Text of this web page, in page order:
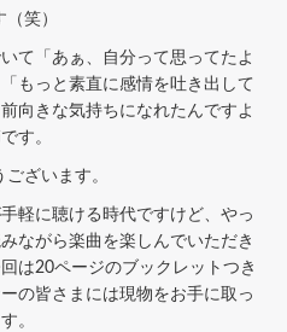
笑）
て「あぁ、自分って思ってたよ
もっと素直に感情を吐き出して
向きな気持ちになれたんですよ
す。
ざいます。
軽に聴ける時代ですけど、やっ
ながら楽曲を楽しんでいただき
は20ページのブックレットつき
の皆さまには現物をお手に取っ
。